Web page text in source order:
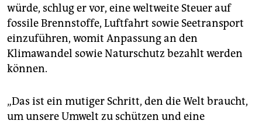
würde, schlug er vor, eine weltweite Steuer auf
fossile Brennstoffe, Luftfahrt sowie Seetransport
einzuführen, womit Anpassung an den
Klimawandel sowie Naturschutz bezahlt werden
können.
„Das ist ein mutiger Schritt, den die Welt braucht,
um unsere Umwelt zu schützen und eine